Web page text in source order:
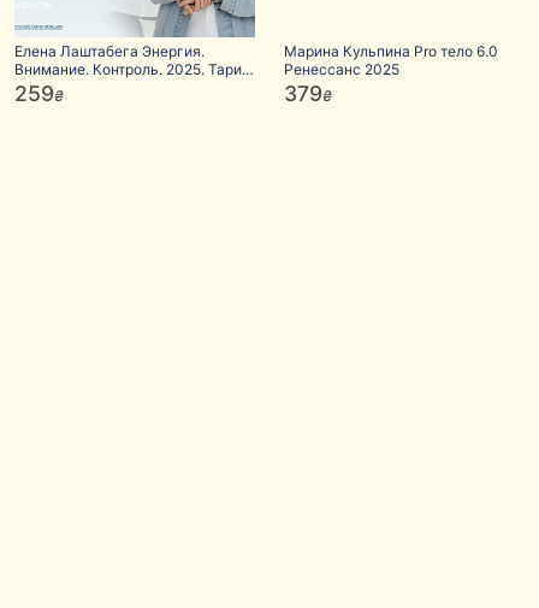
Елена Лаштабега Энергия.
Внимание. Контроль. 2025. Тариф
Базовый 2025
259₴
Марина Кульпина Pro тело 6.0
Ренессанс 2025
379₴